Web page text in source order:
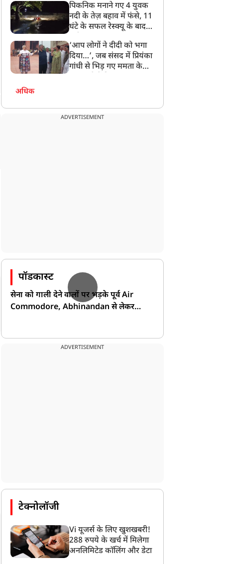
पिकनिक मनाने गए 4 युवक
नदी के तेज़ बहाव में फंसे, 11
घंटे के सफल रेस्क्यू के बाद
‘आप लोगों ने दीदी को भगा
दिया…’, जब संसद में प्रियंका
गांधी से भिड़ गए ममता के
अधिक
ADVERTISEMENT
पॉडकास्ट
सेना को गाली देने वालों पर भड़के पूर्व Air
Commodore, Abhinandan से लेकर
ADVERTISEMENT
टेक्नोलॉजी
Vi यूजर्स के लिए खुशखबरी!
288 रुपये के खर्च में मिलेगा
अनलिमिटेड कॉलिंग और डेटा